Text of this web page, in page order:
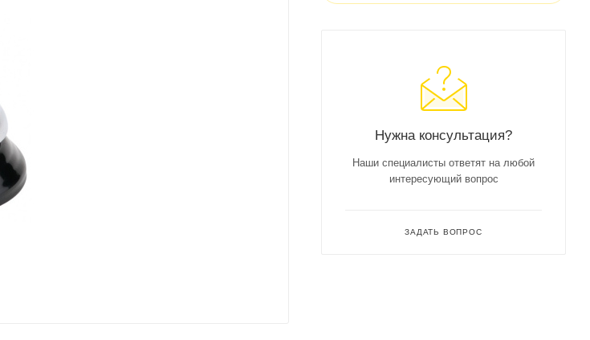
Нужна консультация?
Наши специалисты ответят на любой
интересующий вопрос
ЗАДАТЬ ВОПРОС